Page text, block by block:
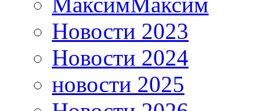
Новости 2023
Новости 2024
новости 2025